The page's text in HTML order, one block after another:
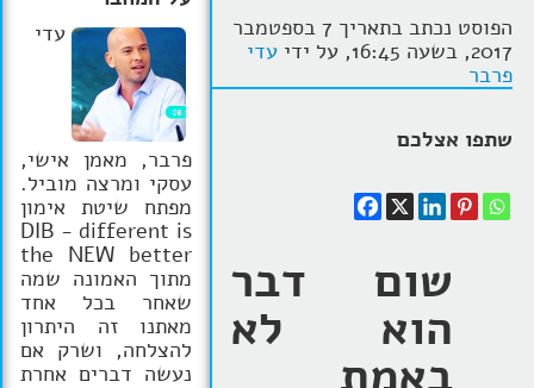
יצירת קשר
עדי
פרבר, מאמן אישי,
עסקי ומרצה מוביל.
מפתח שיטת אימון
DIB - different is
the NEW better
מתוך האמונה שמה
שאחר בכל אחד
מאתנו זה היתרון
להצלחה, ושרק אם
נעשה דברים אחרת
הפוסט נכתב בתאריך 7 בספטמבר
2017, בשעה 16:45, על ידי
עדי
פרבר
שתפו אצלכם
שום דבר
הוא לא